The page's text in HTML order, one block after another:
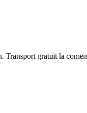
Transport gratuit la